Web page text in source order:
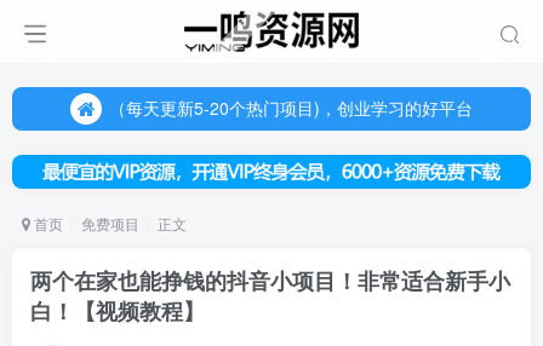
（每天更新5-20个热门项目)，创业学习的好平台
（每天更新5-20个热门项目)，创业学习的好平台
欢迎访问一鸣资源网，本站汇集数千网创课程和项目
首页 免费项目 正文
两个在家也能挣钱的抖音小项目！非常适合新手小
白！【视频教程】